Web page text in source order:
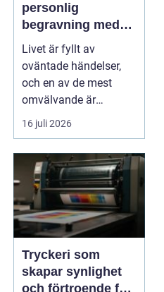
personlig
begravning med
hjälp av en
begravningsbyrå
Livet är fyllt av
oväntade händelser,
och en av de mest
omvälvande är
n&aum...
16 juli 2026
Tryckeri som
skapar synlighet
och förtroende för